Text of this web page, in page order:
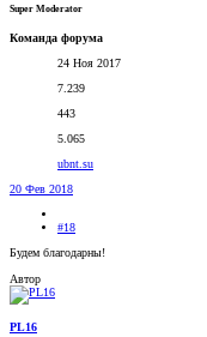
Super Moderator
Команда форума
24 Ноя 2017
7.239
443
5.065
ubnt.su
20 Фев 2018
#18
Будем благодарны!
Автор
PL16